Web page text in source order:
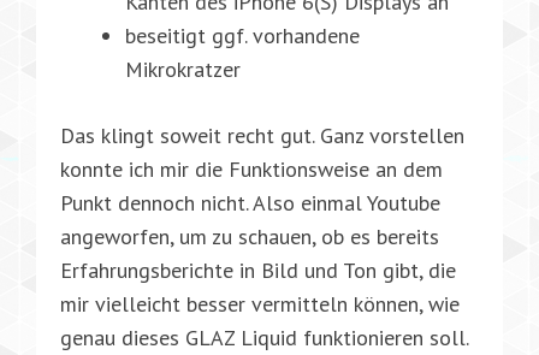
beseitigt ggf. vorhandene
Mikrokratzer
Das klingt soweit recht gut. Ganz vorstellen
konnte ich mir die Funktionsweise an dem
Punkt dennoch nicht. Also einmal Youtube
angeworfen, um zu schauen, ob es bereits
Erfahrungsberichte in Bild und Ton gibt, die
mir vielleicht besser vermitteln können, wie
genau dieses GLAZ Liquid funktionieren soll.